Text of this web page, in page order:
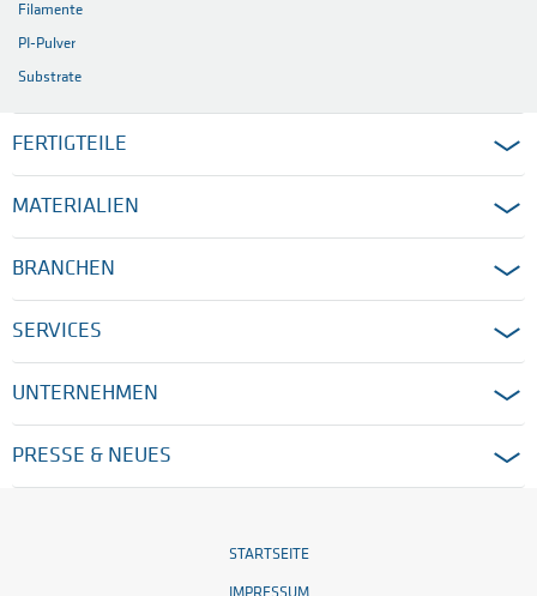
Filamente
PI-Pulver
Substrate
FERTIGTEILE
MATERIALIEN
BRANCHEN
SERVICES
UNTERNEHMEN
PRESSE & NEUES
STARTSEITE
IMPRESSUM